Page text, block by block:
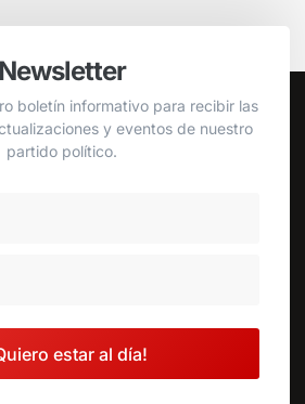
Newsletter
boletín informativo para recibir las
y eventos de nuestro
partido político.
estar al día!